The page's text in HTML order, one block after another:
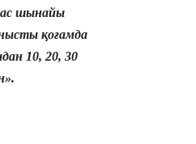
шынайы
қоғамда
10, 20, 30